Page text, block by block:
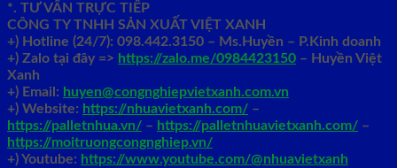
*. TƯ VẤN TRỰC TIẾP
CÔNG TY TNHH SẢN XUẤT VIỆT XANH
+) Hotline (24/7): 098.442.3150 – Ms.Huyền – P.Kinh doanh
+) Zalo tại đây => https://zalo.me/0984423150 – Huyền Việt
Xanh
+) Email: huyen@congnghiepvietxanh.com.vn
+) Website: https://nhuavietxanh.com/ –
https://palletnhua.vn/ – https://palletnhuavietxanh.com/ –
https://moitruongcongnghiep.vn/
+) Youtube: https://www.youtube.com/@nhuavietxanh